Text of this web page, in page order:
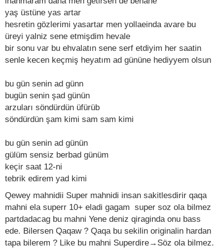
yaş üstüne yas artar
hesretin gözlerimi yasartar men yollaeinda avare bu
üreyi yalniz sene etmişdim hevale
bir sonu var bu ehvalatın sene serf etdiyim her saatin
senle kecen keçmiş heyatım ad gününe hediyyem olsun
bu gün senin ad günn
bugün senin şad günün
arzuları söndürdün üfürüb
söndürdün şam kimi sam sam kimi
bu gün senin ad günün
gülüm sensiz berbad günüm
keçir saat 12-ni
tebrik edirem yad kimi
Qewey mahnidii Super mahnidi insan sakitlesdirir qaqa
mahni ela superr 10+ eladi gagam super soz ola bilmez
partdadacag bu mahni Yene deniz qiraginda onu bass
ede. Bilersen Qaqaw ? Qaqa bu sekilin originalin hardan
tapa bilerem ? Like bu mahni Superdire→Söz ola bilmez.